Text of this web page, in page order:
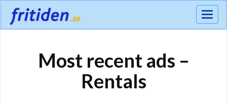
Meny
Most recent ads –
Rentals